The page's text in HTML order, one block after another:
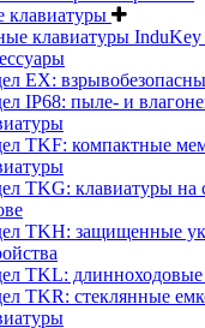
клавиатуры InduKey
EX:
IP68: пыле- и
TKF: компактные
TKG: клавиатуры на
TKH: защищенные
TKL:
TKR: стеклянные